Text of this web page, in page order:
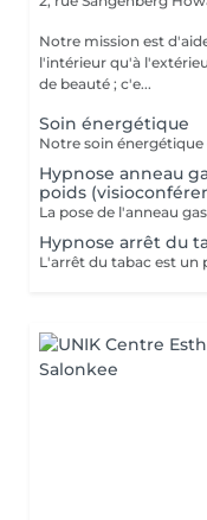
Notre mission est
l'intérieur qu'à
de beauté ; c'e...
Soin énergétique
Hypnose anneau
poids
Hypnose arrêt du